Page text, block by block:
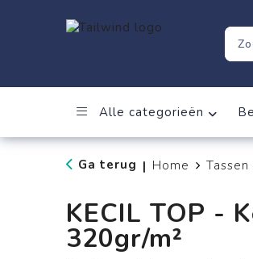
Alle categorieën
Ga terug | Home Tassen
KECIL TOP -
320gr/m²